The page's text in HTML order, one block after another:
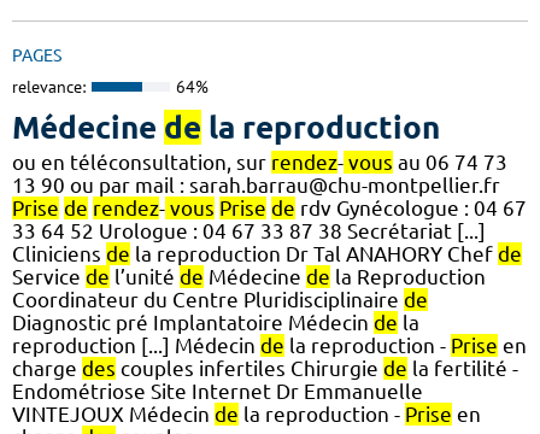
PAGES
relevance: 64%
Médecine de la reproduction
ou en téléconsultation, sur rendez- vous au 06 74 73
13 90 ou par mail : sarah.barrau@chu-montpellier.fr
Prise de rendez- vous Prise de rdv Gynécologue : 04 67
33 64 52 Urologue : 04 67 33 87 38 Secrétariat [...]
Cliniciens de la reproduction Dr Tal ANAHORY Chef de
Service de l’unité de Médecine de la Reproduction
Coordinateur du Centre Pluridisciplinaire de
Diagnostic pré Implantatoire Médecin de la
reproduction [...] Médecin de la reproduction - Prise en
charge des couples infertiles Chirurgie de la fertilité -
Endométriose Site Internet Dr Emmanuelle
VINTEJOUX Médecin de la reproduction - Prise en